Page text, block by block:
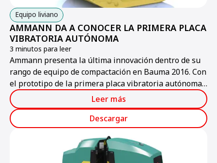
Equipo liviano
AMMANN DA A CONOCER LA PRIMERA PLACA
VIBRATORIA AUTÓNOMA
3 minutos para leer
Ammann presenta la última innovación dentro de su
rango de equipo de compactación en Bauma 2016. Con
el prototipo de la primera placa vibratoria autónoma,
Ammann ofrece a los visitantes un vistazo de la placa
vibratoria del mañana.
Leer más
Descargar